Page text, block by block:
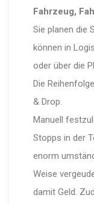
Fahrzeug,
Sie planen die
können in
oder über die
Die
& Drop.
Manuell
Stopps in der
enorm
Weise
damit Geld.